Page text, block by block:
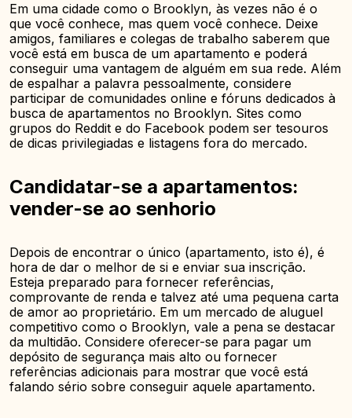
Em uma cidade como o Brooklyn, às vezes não é o
que você conhece, mas quem você conhece. Deixe
amigos, familiares e colegas de trabalho saberem que
você está em busca de um apartamento e poderá
conseguir uma vantagem de alguém em sua rede. Além
de espalhar a palavra pessoalmente, considere
participar de comunidades online e fóruns dedicados à
busca de apartamentos no Brooklyn. Sites como
grupos do Reddit e do Facebook podem ser tesouros
de dicas privilegiadas e listagens fora do mercado.
Candidatar-se a apartamentos:
vender-se ao senhorio
Depois de encontrar o único (apartamento, isto é), é
hora de dar o melhor de si e enviar sua inscrição.
Esteja preparado para fornecer referências,
comprovante de renda e talvez até uma pequena carta
de amor ao proprietário. Em um mercado de aluguel
competitivo como o Brooklyn, vale a pena se destacar
da multidão. Considere oferecer-se para pagar um
depósito de segurança mais alto ou fornecer
referências adicionais para mostrar que você está
falando sério sobre conseguir aquele apartamento.